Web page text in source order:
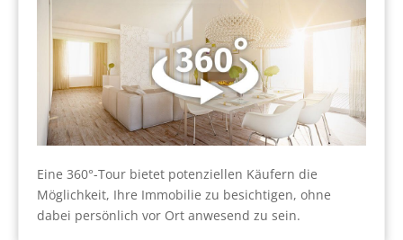
Eine 360°-Tour bietet potenziellen Käufern die
Möglichkeit, Ihre Immobilie zu besichtigen, ohne
dabei persönlich vor Ort anwesend zu sein.